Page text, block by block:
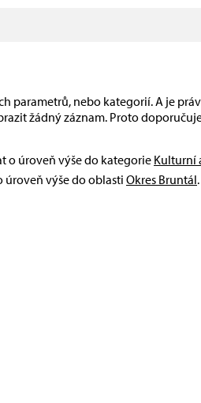
nebo kategorií. A je
žádný záznam. Proto
o úroveň výše do kategorie Kulturní
úroveň výše do oblasti Okres Bruntál.